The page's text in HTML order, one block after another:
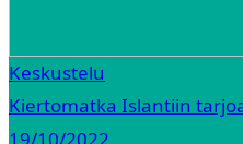
Keskustelu
Kiertomatka Islantiin